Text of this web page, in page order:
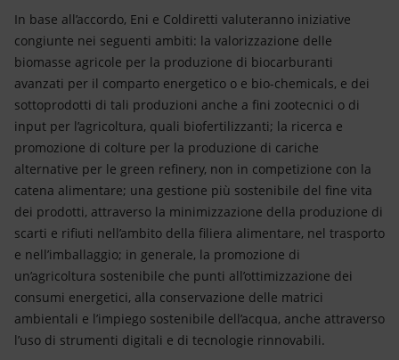
In base all’accordo, Eni e Coldiretti valuteranno iniziative
congiunte nei seguenti ambiti: la valorizzazione delle
biomasse agricole per la produzione di biocarburanti
avanzati per il comparto energetico o e bio-chemicals, e dei
sottoprodotti di tali produzioni anche a fini zootecnici o di
input per l’agricoltura, quali biofertilizzanti; la ricerca e
promozione di colture per la produzione di cariche
alternative per le green refinery, non in competizione con la
catena alimentare; una gestione più sostenibile del fine vita
dei prodotti, attraverso la minimizzazione della produzione di
scarti e rifiuti nell’ambito della filiera alimentare, nel trasporto
e nell’imballaggio; in generale, la promozione di
un’agricoltura sostenibile che punti all’ottimizzazione dei
consumi energetici, alla conservazione delle matrici
ambientali e l’impiego sostenibile dell’acqua, anche attraverso
l’uso di strumenti digitali e di tecnologie rinnovabili.